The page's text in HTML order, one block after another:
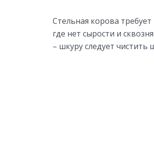
Стельная корова
где нет сырости и
– шкуру следует